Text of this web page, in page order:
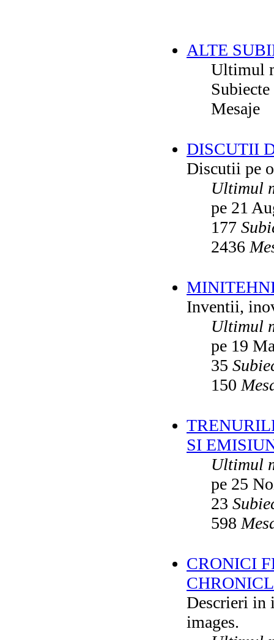
ALTE
Ultimul
Subiecte
Mesaje
DISCUTII
Discutii pe
Ultimul
pe 21
177
2436
Inventii,
Ultimul
pe 19
35
150
SI
Ultimul
pe 25
23
598
CRONICI
Descrieri in
images.